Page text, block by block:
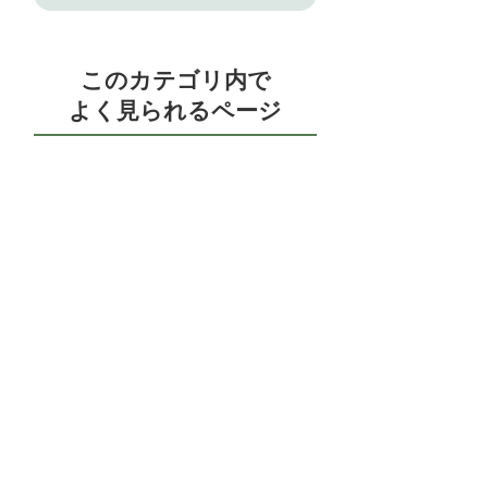
このカテゴリ内で
よく見られるページ